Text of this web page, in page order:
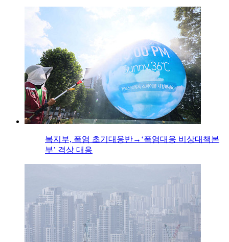
복지부, 폭염 초기대응반→‘폭염대응 비상대책본
부’ 격상 대응